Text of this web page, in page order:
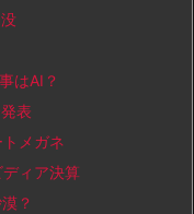
はAI？
表
メガネ
ィア決算
？